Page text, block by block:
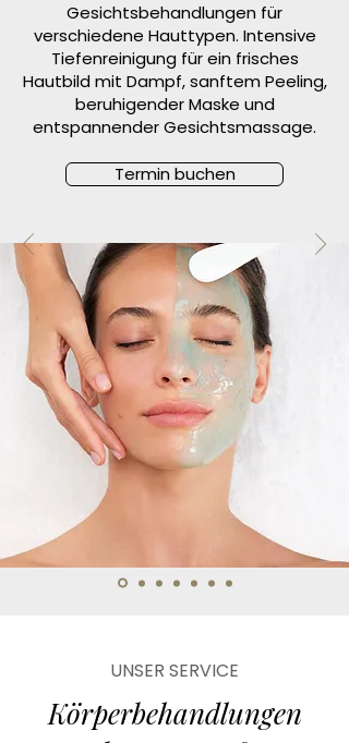
Gesichtsbehandlungen für
verschiedene Hauttypen. Intensive
Tiefenreinigung für ein frisches
Hautbild mit Dampf, sanftem Peeling,
beruhigender Maske und
entspannender Gesichtsmassage.
Termin buchen
UNSER SERVICE
Körperbehandlungen